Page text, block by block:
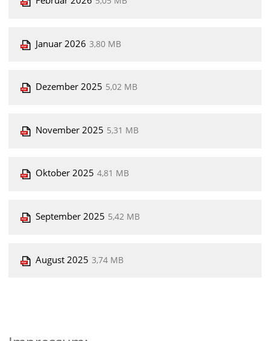
Januar 2026 3,80 MB
Dezember 2025 5,02 MB
November 2025 5,31 MB
Oktober 2025 4,81 MB
September 2025 5,42 MB
August 2025 3,74 MB